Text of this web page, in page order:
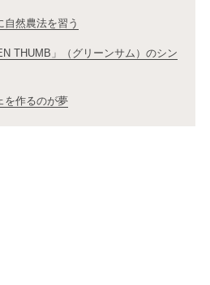
然農法を習う
THUMB」（グリーンサム）のシン
を作るのが夢